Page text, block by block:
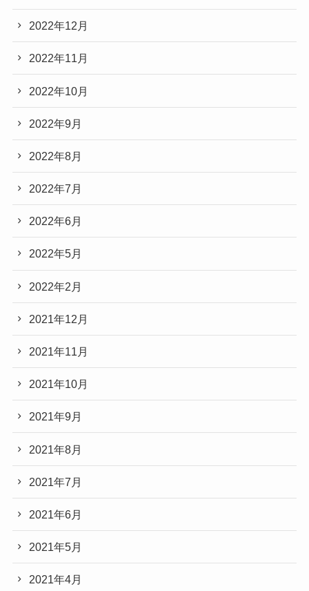
2022年12月
2022年11月
2022年10月
2022年9月
2022年8月
2022年7月
2022年6月
2022年5月
2022年2月
2021年12月
2021年11月
2021年10月
2021年9月
2021年8月
2021年7月
2021年6月
2021年5月
2021年4月